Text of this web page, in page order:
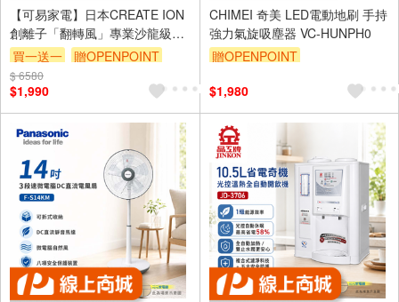
【可易家電】日本CREATE ION
創離子「翻轉風」專業沙龍級負
離子吹風機 CID-S01FWT
買一送一 贈OPENPOINT
$ 6580
$1,990
CHIMEI 奇美 LED電動地刷 手持
強力氣旋吸塵器 VC-HUNPH0
贈OPENPOINT
$1,980